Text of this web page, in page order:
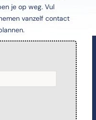
je op weg. Vul
vanzelf contact